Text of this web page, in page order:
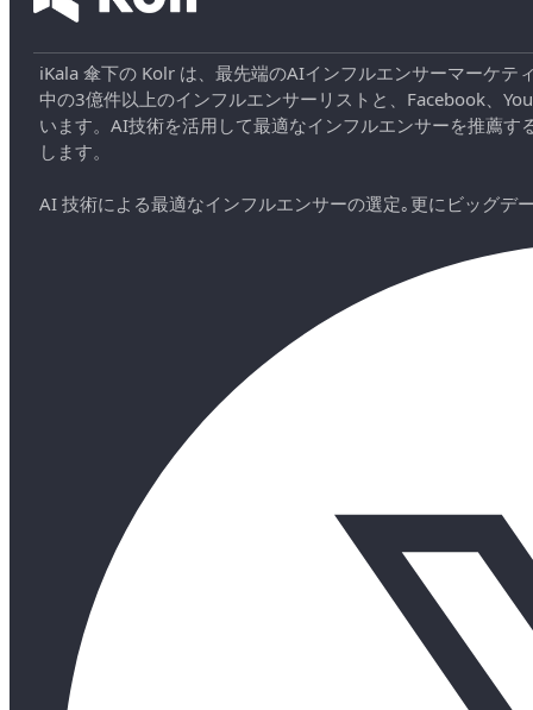
iKala 傘下の Kolr は、最先端のAIインフルエンサーマーケ
中の3億件以上のインフルエンサーリストと、Facebook、
います。AI技術を活用して最適なインフルエンサーを推薦
します。
AI 技術による最適なインフルエンサーの選定｡更にビッグデ